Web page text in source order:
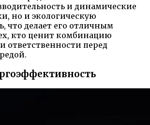
и динамические
но и экологическую
что делает его отличным
кто ценит комбинацию
ответственности перед